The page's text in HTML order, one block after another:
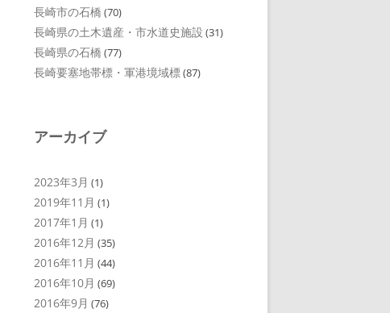
長崎市の石橋 (70)
長崎県の土木遺産・市水道史施設 (31)
長崎県の石橋 (77)
長崎要塞地帯標・軍港境域標(87)
アーカイブ
2023年3月 (1)
2019年11月 (1)
2017年1月 (1)
2016年12月 (35)
2016年11月 (44)
2016年10月 (69)
2016年9月 (76)